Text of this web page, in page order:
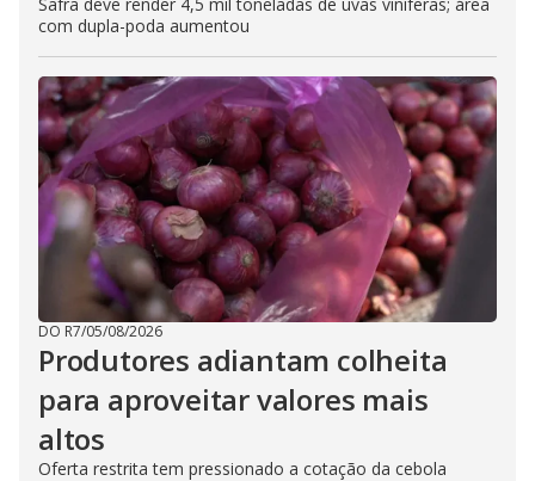
com dupla-poda aumentou
DO R7/05/08/2026
Produtores adiantam colheita
para aproveitar valores mais
altos
Oferta restrita tem pressionado a cotação da cebola